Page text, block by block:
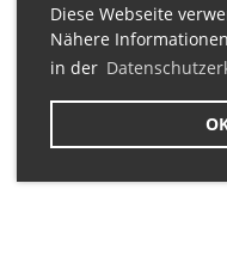
Diese Webseite
Nähere
in der